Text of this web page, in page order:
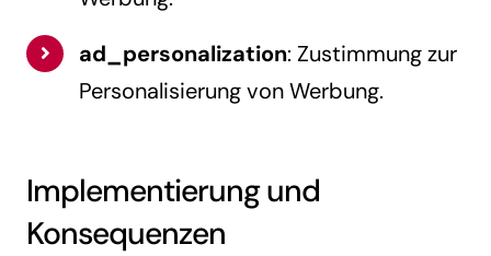
ad_personalization: Zustimmung zur
Personalisierung von Werbung.
Implementierung und
Konsequenzen